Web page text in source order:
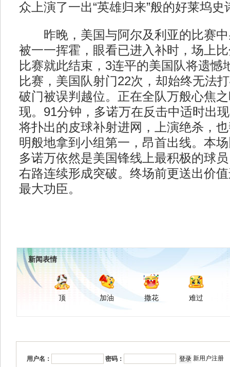
众上演了一出“英雄归来”般的好莱坞史
昨晚，美国与阿尔及利亚的比赛中
被一一挥霍，眼看已进入补时，场上
比赛就此结束，3连平的美国队将遗憾
比赛，美国队射门22次，却始终无法
破门被误判越位。正在全队万般心焦
现。91分钟，多诺万在反击中适时出
将扑出的皮球补射进网，上演绝杀，
明般地拿到小组第一，昂首出线。本
多诺万依然是美国锋线上最积极的球
右路连续形成突破。终场前更送出价
最大功臣。
新闻表情
顶 加油 撒花 难过
用户名： 密码： 新用户注册